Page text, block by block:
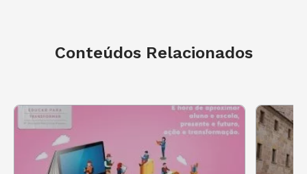
Conteúdos Relacionados